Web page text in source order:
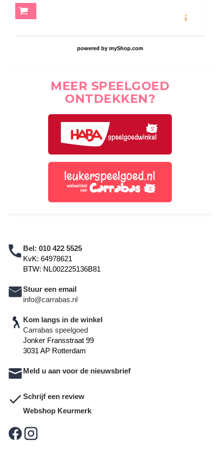
powered by myShop.com
MEER SPEELGOED
ONTDEKKEN?
Bel: 010 422 5525
KvK: 64978621
BTW: NL002225136B81
Stuur een email
info@carrabas.nl
Kom langs in de winkel
Carrabas speelgoed
Jonker Fransstraat 99
3031 AP Rotterdam
Meld u aan voor de nieuwsbrief
Schrijf een review
Webshop Keurmerk